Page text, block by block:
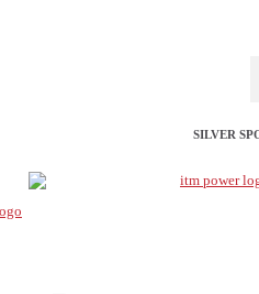
SILVER